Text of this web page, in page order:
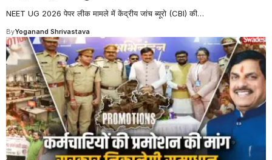
NEET UG 2026 पेपर लीक मामले में केंद्रीय जांच ब्यूरो (CBI) की…
ByYoganand Shrivastava